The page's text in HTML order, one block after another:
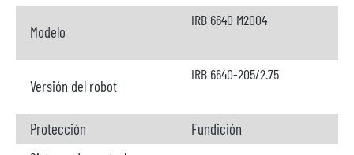
Modelo
IRB 6640 M2004
Versión del robot
IRB 6640-205/2.75
Protección
Fundición